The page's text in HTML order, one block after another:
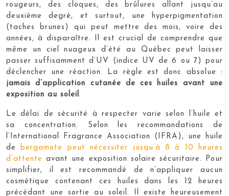
rougeurs, des cloques, des brûlures allant jusqu’au
deuxième degré, et surtout, une hyperpigmentation
(taches brunes) qui peut mettre des mois, voire des
années, à disparaître. Il est crucial de comprendre que
même un ciel nuageux d’été au Québec peut laisser
passer suffisamment d’UV (indice UV de 6 ou 7) pour
déclencher une réaction. La règle est donc absolue :
jamais d’application cutanée de ces huiles avant une
exposition au soleil .
Le délai de sécurité à respecter varie selon l’huile et
sa concentration. Selon les recommandations de
l’International Fragrance Association (IFRA), une huile
de
bergamote peut nécessiter jusqu’à 8 à 10 heures
d’attente avant une exposition solaire sécuritaire. Pour
simplifier, il est recommandé de n’appliquer aucun
cosmétique contenant ces huiles dans les 12 heures
précédant une sortie au soleil. Il existe heureusement